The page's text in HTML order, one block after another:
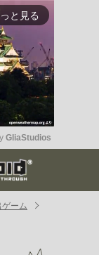
と見る
Mute
GliaStudios
ーム